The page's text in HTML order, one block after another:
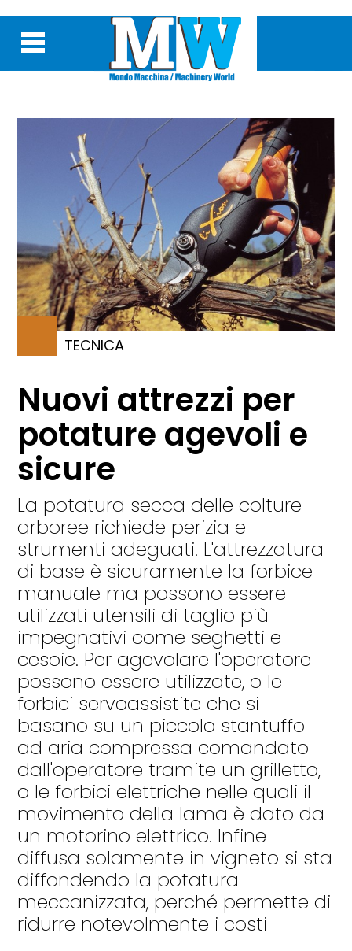
TECNICA
Nuovi attrezzi per
potature agevoli e
sicure
La potatura secca delle colture
arboree richiede perizia e
strumenti adeguati. L'attrezzatura
di base è sicuramente la forbice
manuale ma possono essere
utilizzati utensili di taglio più
impegnativi come seghetti e
cesoie. Per agevolare l'operatore
possono essere utilizzate, o le
forbici servoassistite che si
basano su un piccolo stantuffo
ad aria compressa comandato
dall'operatore tramite un grilletto,
o le forbici elettriche nelle quali il
movimento della lama è dato da
un motorino elettrico. Infine
diffusa solamente in vigneto si sta
diffondendo la potatura
meccanizzata, perché permette di
ridurre notevolmente i costi